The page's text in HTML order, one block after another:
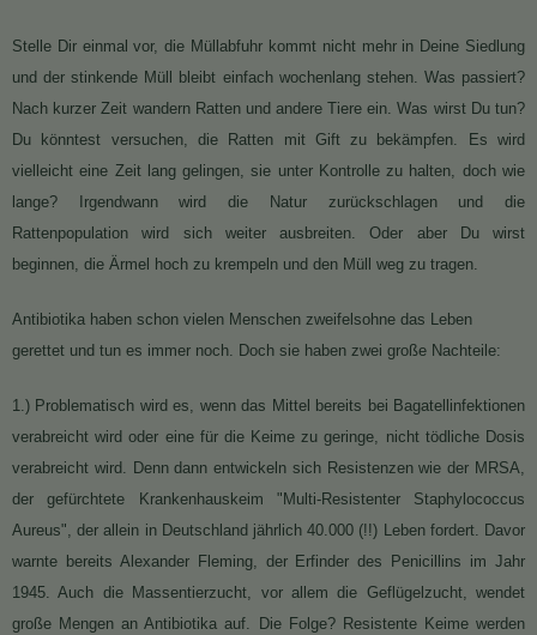
Stelle Dir einmal vor, die Müllabfuhr kommt nicht mehr in Deine Siedlung
und der stinkende Müll bleibt einfach wochenlang stehen. Was passiert?
Nach kurzer Zeit wandern Ratten und andere Tiere ein. Was wirst Du tun?
Du könntest versuchen, die Ratten mit Gift zu bekämpfen. Es wird
vielleicht eine Zeit lang gelingen, sie unter Kontrolle zu halten, doch wie
lange? Irgendwann wird die Natur zurückschlagen und die
Rattenpopulation wird sich weiter ausbreiten. Oder aber Du wirst
beginnen, die Ärmel hoch zu krempeln und den Müll weg zu tragen.
Antibiotika haben schon vielen Menschen zweifelsohne das Leben
gerettet und tun es immer noch. Doch sie haben zwei große Nachteile:
1.) Problematisch wird es, wenn das Mittel bereits bei Bagatellinfektionen
verabreicht wird oder eine für die Keime zu geringe, nicht tödliche Dosis
verabreicht wird. Denn dann entwickeln sich Resistenzen wie der MRSA,
der gefürchtete Krankenhauskeim "Multi-Resistenter Staphylococcus
Aureus", der allein in Deutschland jährlich 40.000 (!!) Leben fordert. Davor
warnte bereits Alexander Fleming, der Erfinder des Penicillins im Jahr
1945. Auch die Massentierzucht, vor allem die Geflügelzucht, wendet
große Mengen an Antibiotika auf. Die Folge? Resistente Keime werden